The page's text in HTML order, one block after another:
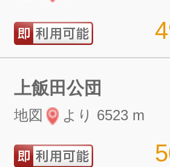
上飯田公団
地図 より 6523 m